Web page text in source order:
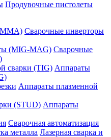
Продувочные пистолеты
Сварочные инверторы
Сварочные
Аппараты
Аппараты плазменной
Аппараты
Сварочная автоматизация
Лазерная сварка и